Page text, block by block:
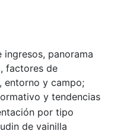
ingresos, panorama
factores de
entorno y campo;
y tendencias
por tipo
de vainilla